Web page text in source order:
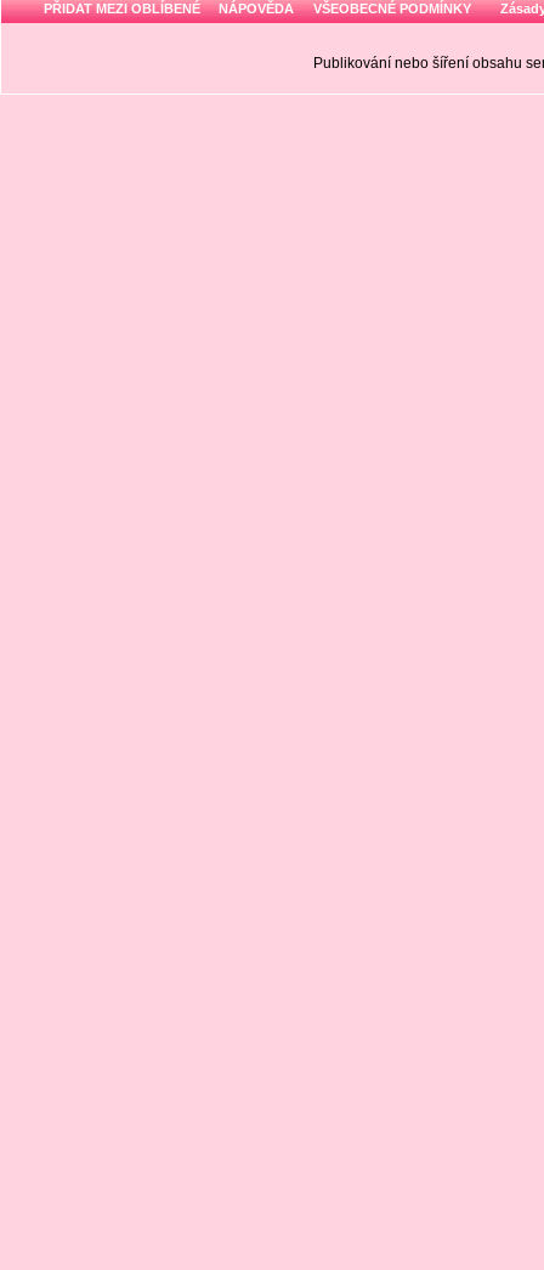
PŘIDAT MEZI OBLÍBENÉ NÁPOVĚDA VŠEOBECNÉ PODMÍNKY
Publikování nebo šíření obsahu